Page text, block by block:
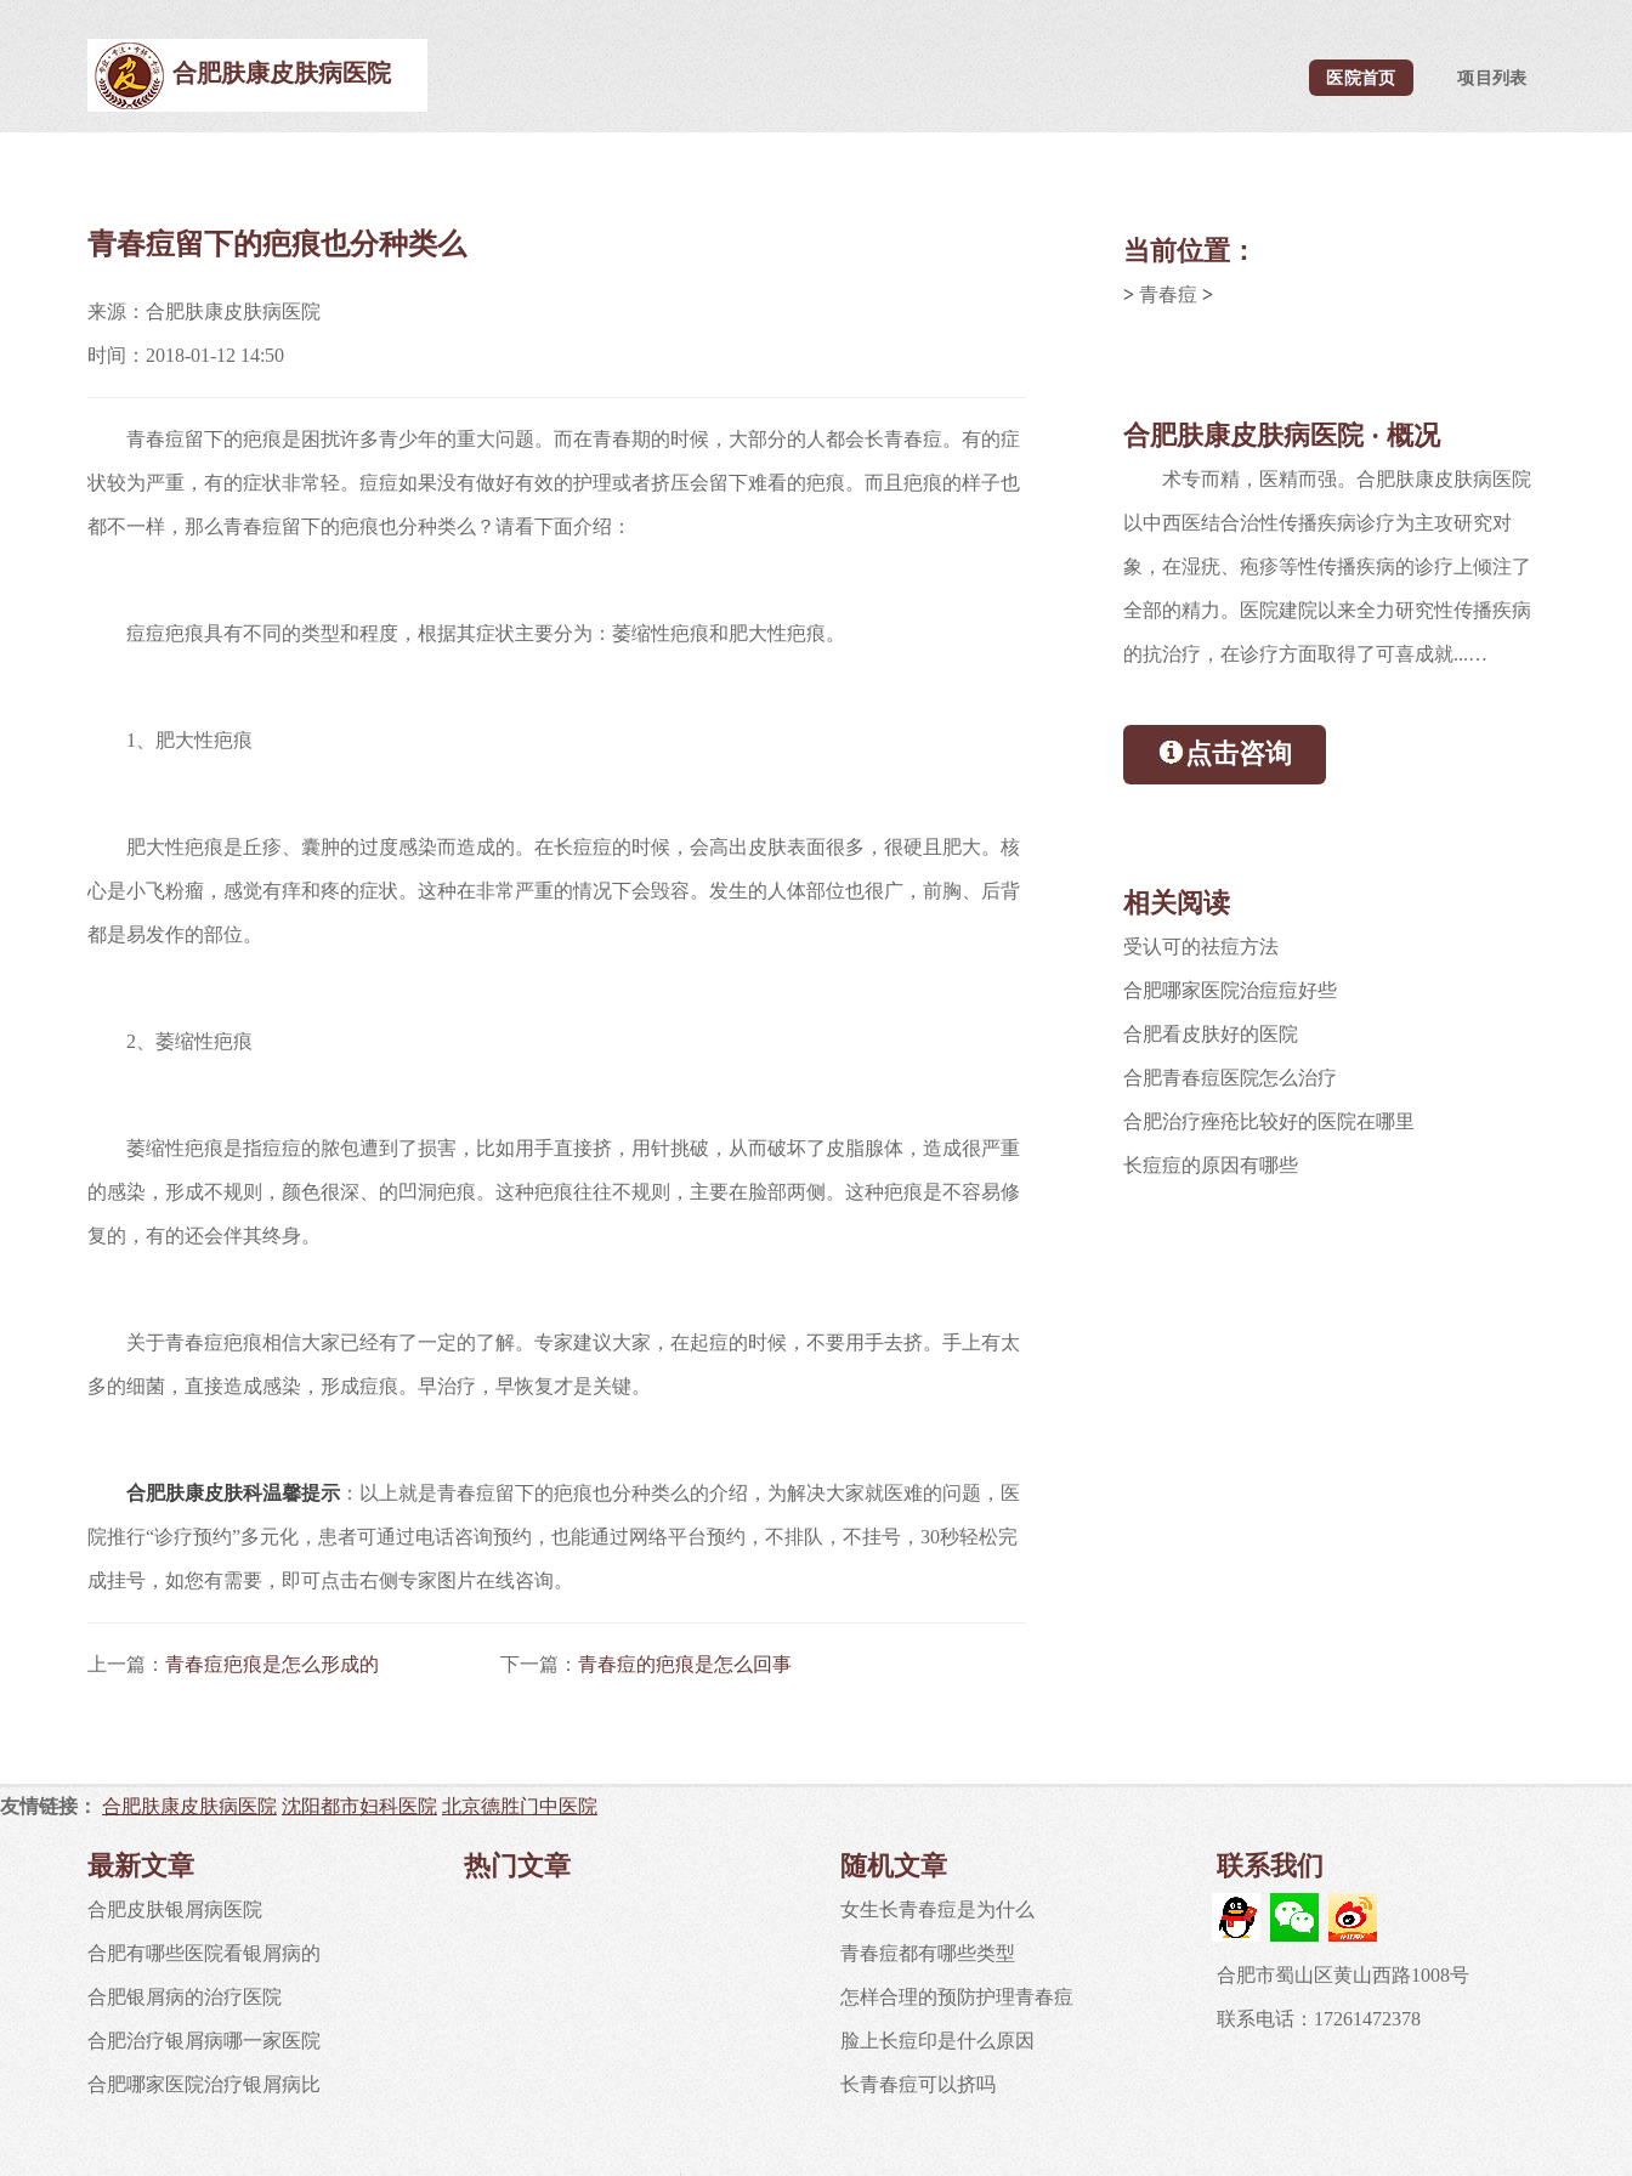
合肥肤康皮肤病医院 医院首页 项目列表
青春痘留下的疤痕也分种类么
来源：合肥肤康皮肤病医院
时间：2018-01-12 14:50
青春痘留下的疤痕是困扰许多青少年的重大问题。而在青春期的时候，大部分的人都会长青春痘。有的症
状较为严重，有的症状非常轻。痘痘如果没有做好有效的护理或者挤压会留下难看的疤痕。而且疤痕的样子也
都不一样，那么青春痘留下的疤痕也分种类么？请看下面介绍：
痘痘疤痕具有不同的类型和程度，根据其症状主要分为：萎缩性疤痕和肥大性疤痕。
1、肥大性疤痕
肥大性疤痕是丘疹、囊肿的过度感染而造成的。在长痘痘的时候，会高出皮肤表面很多，很硬且肥大。核
心是小飞粉瘤，感觉有痒和疼的症状。这种在非常严重的情况下会毁容。发生的人体部位也很广，前胸、后背
都是易发作的部位。
2、萎缩性疤痕
萎缩性疤痕是指痘痘的脓包遭到了损害，比如用手直接挤，用针挑破，从而破坏了皮脂腺体，造成很严重
的感染，形成不规则，颜色很深、的凹洞疤痕。这种疤痕往往不规则，主要在脸部两侧。这种疤痕是不容易修
复的，有的还会伴其终身。
关于青春痘疤痕相信大家已经有了一定的了解。专家建议大家，在起痘的时候，不要用手去挤。手上有太
多的细菌，直接造成感染，形成痘痕。早治疗，早恢复才是关键。
合肥肤康皮肤科温馨提示 ：以上就是青春痘留下的疤痕也分种类么的介绍，为解决大家就医难的问题，医
院推行“诊疗预约”多元化，患者可通过电话咨询预约，也能通过网络平台预约，不排队，不挂号，30秒轻松完
成挂号，如您有需要，即可点击右侧专家图片在线咨询。
上一篇： 青春痘疤痕是怎么形成的 下一篇： 青春痘的疤痕是怎么回事
当前位置：
>青春痘 >
合肥肤康皮肤病医院 · 概况
术专而精，医精而强。合肥肤康皮肤病医院
以中西医结合治性传播疾病诊疗为主攻研究对
象，在湿疣、疱疹等性传播疾病的诊疗上倾注了
全部的精力。医院建院以来全力研究性传播疾病
的抗治疗，在诊疗方面取得了可喜成就...…
点击咨询
相关阅读
受认可的祛痘方法
合肥哪家医院治痘痘好些
合肥看皮肤好的医院
合肥青春痘医院怎么治疗
合肥治疗痤疮比较好的医院在哪里
长痘痘的原因有哪些
友情链接： 合肥肤康皮肤病医院沈阳都市妇科医院北京德胜门中医院
最新文章
合肥皮肤银屑病医院
合肥有哪些医院看银屑病的
合肥银屑病的治疗医院
合肥治疗银屑病哪一家医院
合肥哪家医院治疗银屑病比
热门文章 随机文章
女生长青春痘是为什么
青春痘都有哪些类型
怎样合理的预防护理青春痘
脸上长痘印是什么原因
长青春痘可以挤吗
联系我们
合肥市蜀山区黄山西路1008号
联系电话：17261472378